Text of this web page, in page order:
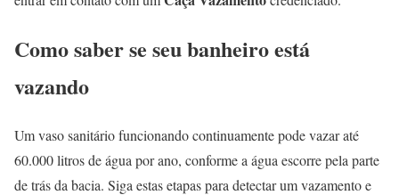
Como saber se seu banheiro está
vazando
Um vaso sanitário funcionando continuamente pode vazar até
60.000 litros de água por ano, conforme a água escorre pela parte
de trás da bacia. Siga estas etapas para detectar um vazamento e